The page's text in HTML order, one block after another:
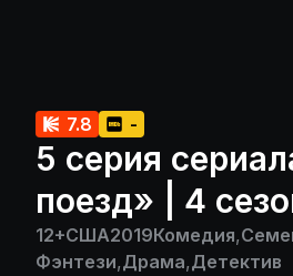
7.8 -
5 серия
поезд» | 4
12+США2019Комедия,
Фэнтези,Драма,Детектив